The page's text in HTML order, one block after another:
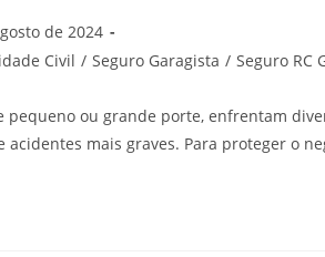
de 2024
Civil / Seguro Garagista / Seguro RC
pequeno ou grande porte, enfrentam
mais graves. Para proteger o